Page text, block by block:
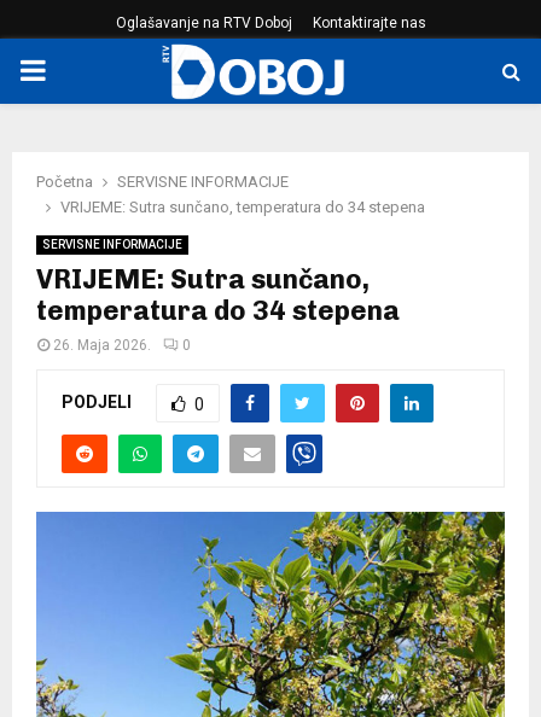
Oglašavanje na RTV Doboj Kontaktirajte nas
PRIMARY
Početna
SERVISNE INFORMACIJE
VRIJEME: Sutra sunčano, temperatura do 34 stepena
SERVISNE INFORMACIJE
VRIJEME: Sutra sunčano,
temperatura do 34 stepena
26. Maja 2026. 0
PODJELI 0